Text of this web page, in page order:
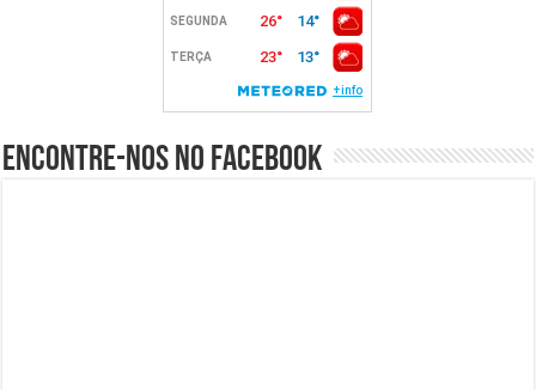
Encontre-nos no Facebook